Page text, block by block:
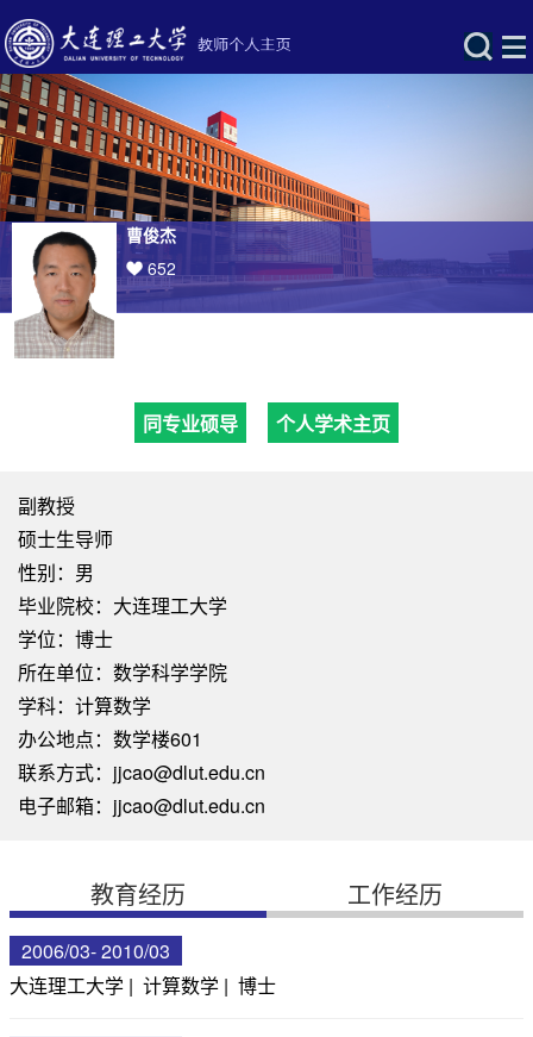
曹俊杰
652
同专业硕导 个人学术主页
副教授
硕士生导师
性别：男
毕业院校：大连理工大学
学位：博士
所在单位：数学科学学院
学科：计算数学
办公地点：数学楼601
联系方式： jjcao@dlut.edu.cn
电子邮箱： jjcao@dlut.edu.cn
教育经历 工作经历
2006/03- 2010/03
大连理工大学 | 计算数学 | 博士